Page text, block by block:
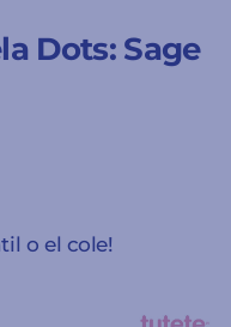
Dots: Sage
o el cole!